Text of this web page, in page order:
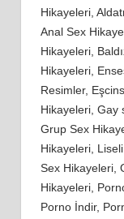
Hikayeleri,
Anal Sex
Hikayeleri,
Hikayeleri,
Resimler,
Hikayeleri, Gay
Grup Sex
Hikayeleri,
Sex Hikayeleri,
Hikayeleri,
Porno İndir,